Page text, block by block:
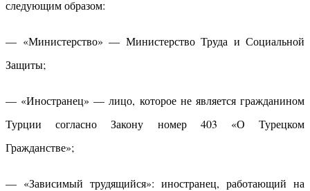
следующим образом:
— «Министерство» — Министерство Труда и Социальной
Защиты;
— «Иностранец» — лицо, которое не является гражданином
Турции согласно Закону номер 403 «О Турецком
Гражданстве»;
— «Зависимый трудящийся»: иностранец, работающий на